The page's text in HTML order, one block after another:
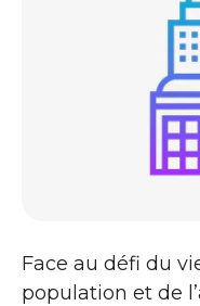
Face au défi du
population et de